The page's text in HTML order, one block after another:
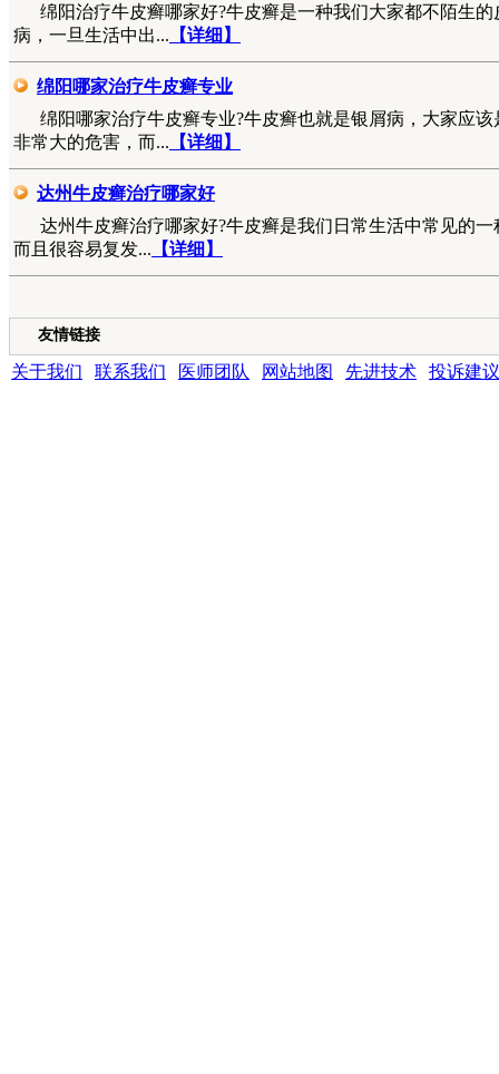
绵阳治疗牛皮癣哪家好?牛皮癣是一种我们大家都不陌生
病，一旦生活中出... 【详细】
绵阳哪家治疗牛皮癣专业
绵阳哪家治疗牛皮癣专业?牛皮癣也就是银屑病，大家应
非常大的危害，而... 【详细】
达州牛皮癣治疗哪家好
达州牛皮癣治疗哪家好?牛皮癣是我们日常生活中常见的
而且很容易复发... 【详细】
友情链接
关于我们 联系我们 医师团队 网站地图 先进技术
投诉建议